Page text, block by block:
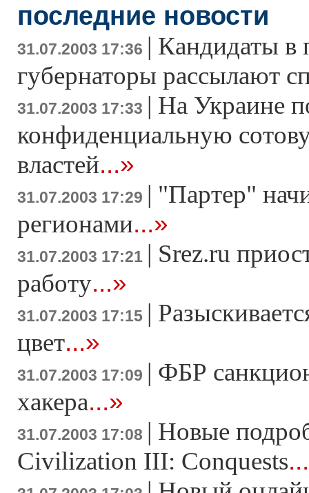
последние новости
31.07.2003 17:36 | Кандидаты в
губернаторы рассылают
31.07.2003 17:33 | На Украине
конфиденциальную
властей...»
31.07.2003 17:29 | "Партер"
регионами...»
31.07.2003 17:21 | Srez.ru
работу...»
31.07.2003 17:15 |
цвет...»
31.07.2003 17:09 | ФБР
хакера...»
31.07.2003 17:08 | Новые
Civilization III: Conquests